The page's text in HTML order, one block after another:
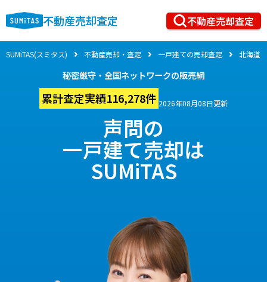
不動産売却査定 不動産売却査定
SUMiTAS(スミタス) 不動産売却・査定 一戸建ての売却査定 北海道
秘密厳守・全国ネットワークの販売網
累計査定実績116,278件 2026年08月08日更新
声問の
一戸建て売却は
SUMiTAS